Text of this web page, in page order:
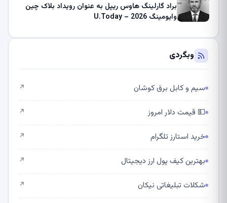
براد گارلینگ هاوس ریپل به عنوان رویداد بلاک چین
وایومینگ 2026 – U.Today
وبگردی
سیم و کابل برق کوشان ↗
💵 قیمت دلار امروز ↗
خرید استارز تلگرام ↗
بهترین کیف پول ارز دیجیتال ↗
شکلات تبلیغاتی نیکان ↗